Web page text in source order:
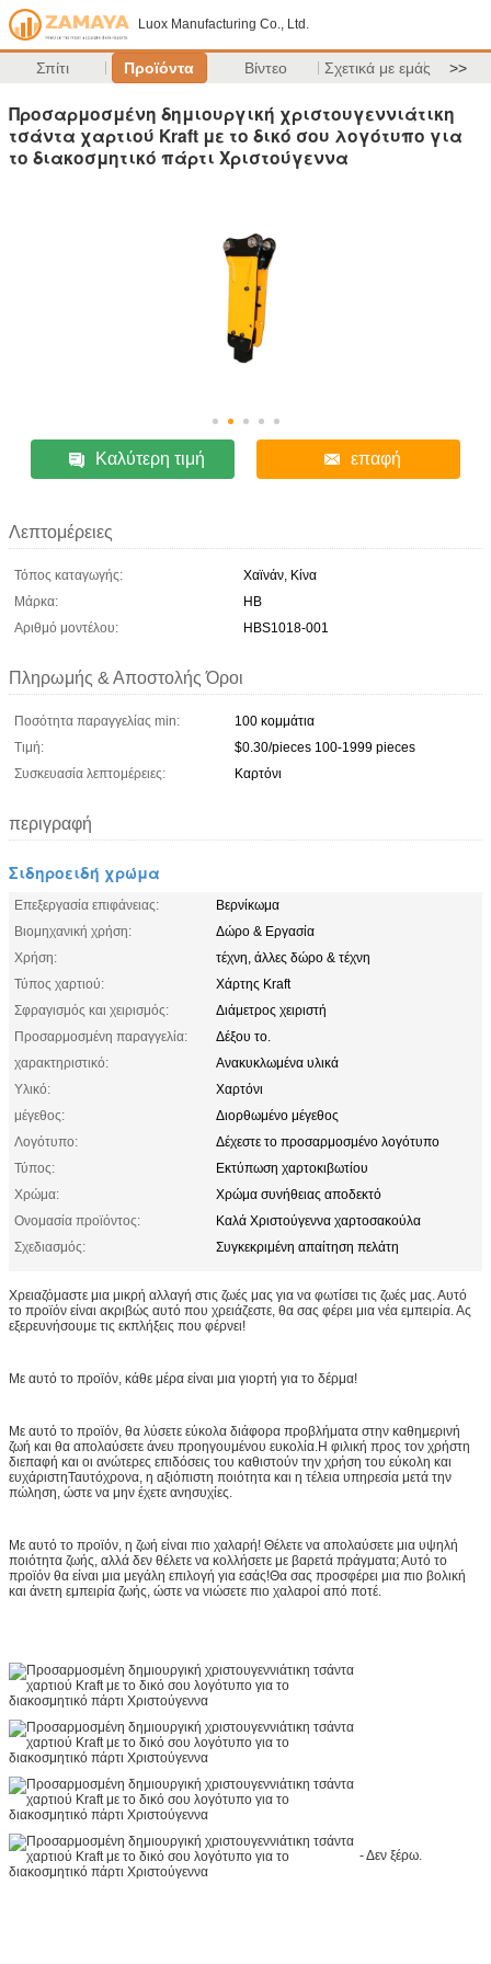
Luox Manufacturing Co., Ltd.
Σπίτι Προϊόντα Βίντεο Σχετικά με εμάς >>
Προσαρμοσμένη δημιουργική χριστουγεννιάτικη
τσάντα χαρτιού Kraft με το δικό σου λογότυπο για
το διακοσμητικό πάρτι Χριστούγεννα
Καλύτερη τιμή επαφή
Λεπτομέρειες
Τόπος καταγωγής:
Χαϊνάν, Κίνα
Μάρκα:
HB
Αριθμό μοντέλου:
HBS1018-001
Πληρωμής & Αποστολής Όροι
Ποσότητα παραγγελίας min:
100 κομμάτια
Τιμή:
$0.30/pieces 100-1999 pieces
Συσκευασία λεπτομέρειες:
Καρτόνι
περιγραφή
Σιδηροειδή χρώμα
Επεξεργασία επιφάνειας:
Βερνίκωμα
Βιομηχανική χρήση:
Δώρο & Εργασία
Χρήση:
τέχνη, άλλες δώρο & τέχνη
Τύπος χαρτιού:
Χάρτης Kraft
Σφραγισμός και χειρισμός:
Διάμετρος χειριστή
Προσαρμοσμένη παραγγελία:
Δέξου το.
χαρακτηριστικό:
Ανακυκλωμένα υλικά
Υλικό:
Χαρτόνι
μέγεθος:
Διορθωμένο μέγεθος
Λογότυπο:
Δέχεστε το προσαρμοσμένο λογότυπο
Τύπος:
Εκτύπωση χαρτοκιβωτίου
Χρώμα:
Χρώμα συνήθειας αποδεκτό
Ονομασία προϊόντος:
Καλά Χριστούγεννα χαρτοσακούλα
Σχεδιασμός:
Συγκεκριμένη απαίτηση πελάτη
Χρειαζόμαστε μια μικρή αλλαγή στις ζωές μας για να φωτίσει τις ζωές μας. Αυτό
το προϊόν είναι ακριβώς αυτό που χρειάζεστε, θα σας φέρει μια νέα εμπειρία. Ας
εξερευνήσουμε τις εκπλήξεις που φέρνει!
Με αυτό το προϊόν, κάθε μέρα είναι μια γιορτή για το δέρμα!
Με αυτό το προϊόν, θα λύσετε εύκολα διάφορα προβλήματα στην καθημερινή
ζωή και θα απολαύσετε άνευ προηγουμένου ευκολία.Η φιλική προς τον χρήστη
διεπαφή και οι ανώτερες επιδόσεις του καθιστούν την χρήση του εύκολη και
ευχάριστηΤαυτόχρονα, η αξιόπιστη ποιότητα και η τέλεια υπηρεσία μετά την
πώληση, ώστε να μην έχετε ανησυχίες.
Με αυτό το προϊόν, η ζωή είναι πιο χαλαρή! Θέλετε να απολαύσετε μια υψηλή
ποιότητα ζωής, αλλά δεν θέλετε να κολλήσετε με βαρετά πράγματα; Αυτό το
προϊόν θα είναι μια μεγάλη επιλογή για εσάς!Θα σας προσφέρει μια πιο βολική
και άνετη εμπειρία ζωής, ώστε να νιώσετε πιο χαλαροί από ποτέ.
- Δεν ξέρω.